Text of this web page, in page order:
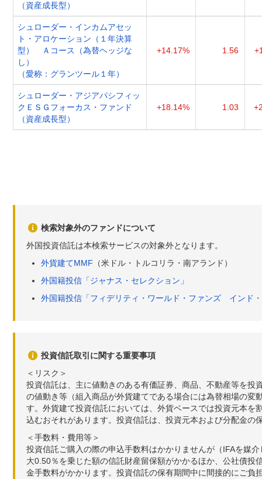
（資産成長型）
シュローダー・インカムアセッ
ト・アロケーション（１年決算
型） Ａコース（為替ヘッジな
し）
（愛称：グランツール１年）
+14.17% 1.56
シュローダー・アジアパシフィッ
クＥＳＧフォーカス・ファンド
（資産成長型）
+18.14% 1.03
検索対象外のファンドについて
外国投資信託は本検索サービスの対象外となります。
外貨建てMMF （米ドル・トルコリラ・南アランド）
外国籍投信「ジャナス・セレクション」
外国籍投信「フィデリティ・ワールド・ファンズ インド
投資信託取引に関する重要事項
＜リスク＞
投資信託は、主に値動きのある有価証券、商品、不動産等を
の値動き等（組入商品が外貨建てである場合には為替相場の
す。外貨建て投資信託においては、外貨ベースでは投資元本
込むおそれがあります。投資信託は、投資元本および分配金の
＜手数料・費用等＞
投資信託ご購入の際の申込手数料はかかりませんが（IFAを媒
大0.50％を乗じた額の信託財産留保額がかかるほか、公社債
金手数料がかかります。投資信託の保有期間中に間接的にご